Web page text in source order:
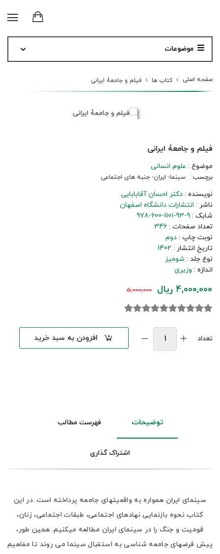
موضوعات
صفحه اصلی کتاب ها فیلم و جامعۀ ایرانی
فیلم و جامعۀ ایرانی
موضوع : علوم انسانی
برچسب: سینما- ایران- جنبه های اجتماعی
نویسنده : دکتر احسان آقابابایی
ناشر : انتشارات دانشگاه اصفهان
شابک : 978-600-1101-93-9
تعداد صفحات : 346
نوبت چاپ : دوم
تاریخ انتشار : 1402
نوع جلد : شومیز
اندازه : وزیری
4,000,000 ریال 5,000,000
تعداد افزودن به سبد خرید
توضیحات فهرست مطالب
اشتراک گذاری
سینمای ایران همواره به واقعیتهای جامعه پرداخته است. در این
کتاب نحوه بازنمایی نهادهای اجتماعی، طبقات اجتماعی، زنان،
قومیت و جنگ را در سینمای ایران مطالعه میکنیم. همین طور،
پیش فرضهای جامعه شناسی به استقبال سینما می روند تا مفاهیم